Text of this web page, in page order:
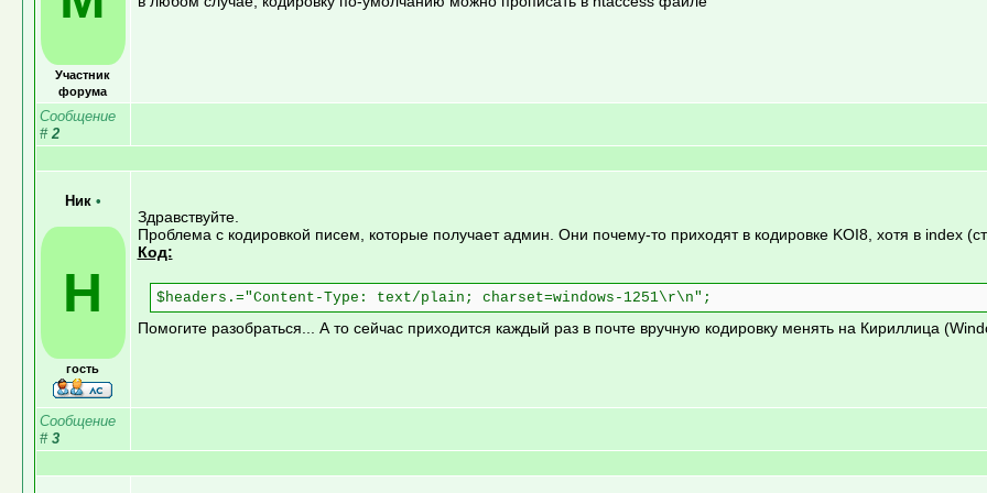
Участник
форума
Сообщение
# 2
Ник •
Н
гость
Здравствуйте.
Проблема с кодировкой писем, которые получает админ. Они почему-то приходят в кодировке KOI8, хотя в index
Код:
$headers.="Content-Type: text/plain; charset=windows-1251\r\n";
Помогите разобраться... А то сейчас приходится каждый раз в почте вручную кодировку менять на Кириллица
Сообщение
# 3